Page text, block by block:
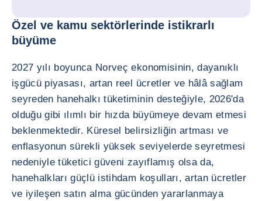
Özel ve kamu sektörlerinde istikrarlı
büyüme
2027 yılı boyunca Norveç ekonomisinin, dayanıklı
işgücü piyasası, artan reel ücretler ve hâlâ sağlam
seyreden hanehalkı tüketiminin desteğiyle, 2026'da
olduğu gibi ılımlı bir hızda büyümeye devam etmesi
beklenmektedir. Küresel belirsizliğin artması ve
enflasyonun sürekli yüksek seviyelerde seyretmesi
nedeniyle tüketici güveni zayıflamış olsa da,
hanehalkları güçlü istihdam koşulları, artan ücretler
ve iyileşen satın alma gücünden yararlanmaya